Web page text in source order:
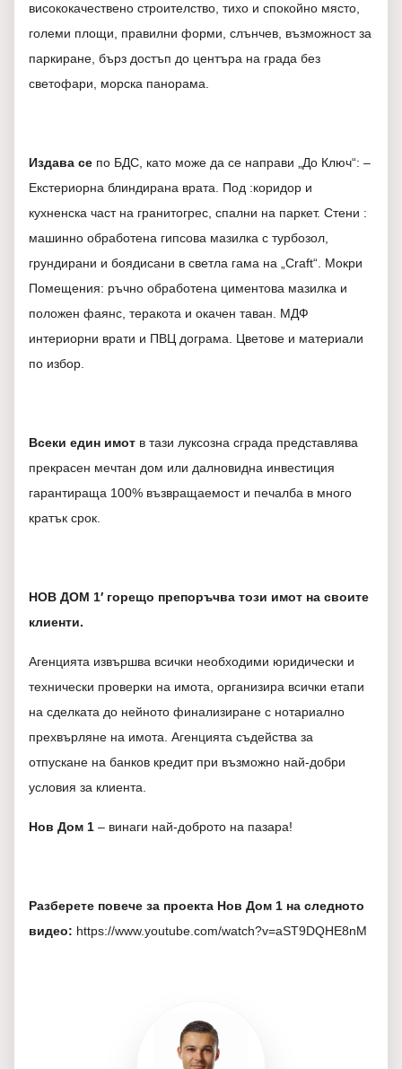
висококачествено строителство, тихо и спокойно място,
големи площи, правилни форми, слънчев, възможност за
паркиране, бърз достъп до центъра на града без
светофари, морска панорама.
Издава се по БДС, като може да се направи „До Ключ“: –
Екстериорна блиндирана врата. Под :коридор и
кухненска част на гранитогрес, спални на паркет. Стени :
машинно обработена гипсова мазилка с турбозол,
грундирани и боядисани в светла гама на „Craft“. Мокри
Помещения: ръчно обработена циментова мазилка и
положен фаянс, теракота и окачен таван. МДФ
интериорни врати и ПВЦ дограма. Цветове и материали
по избор.
Всеки един имот в тази луксозна сграда представлява
прекрасен мечтан дом или далновидна инвестиция
гарантираща 100% възвращаемост и печалба в много
кратък срок.
НОВ ДОМ 1′ горещо препоръчва този имот на своите
клиенти.
Агенцията извършва всички необходими юридически и
технически проверки на имота, организира всички етапи
на сделката до нейното финализиране с нотариално
прехвърляне на имота. Агенцията съдейства за
отпускане на банков кредит при възможно най-добри
условия за клиента.
Нов Дом 1 – винаги най-доброто на пазара!
Разберете повече за проекта Нов Дом 1 на следното
видео: https://www.youtube.com/watch?v=aST9DQHE8nM